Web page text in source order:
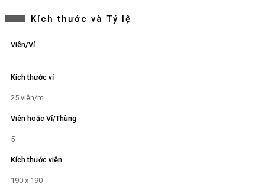
Kích thước và Tỷ lệ
Viên/Vỉ
Kích thước vỉ
25 viên/m
Viên hoặc Vỉ/Thùng
5
Kích thước viên
190 x 190